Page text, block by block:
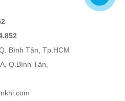
Bình Tân, Tp.HCM
Q.Bình Tân,